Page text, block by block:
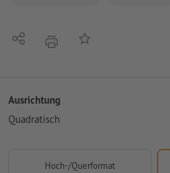
Teilen DruckenAuf die Merkliste
Ausrichtung
Quadratisch
Hoch-/Querformat